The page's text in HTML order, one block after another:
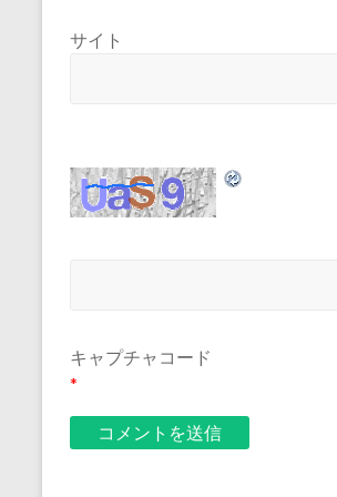
サイト
キャプチャコード
*